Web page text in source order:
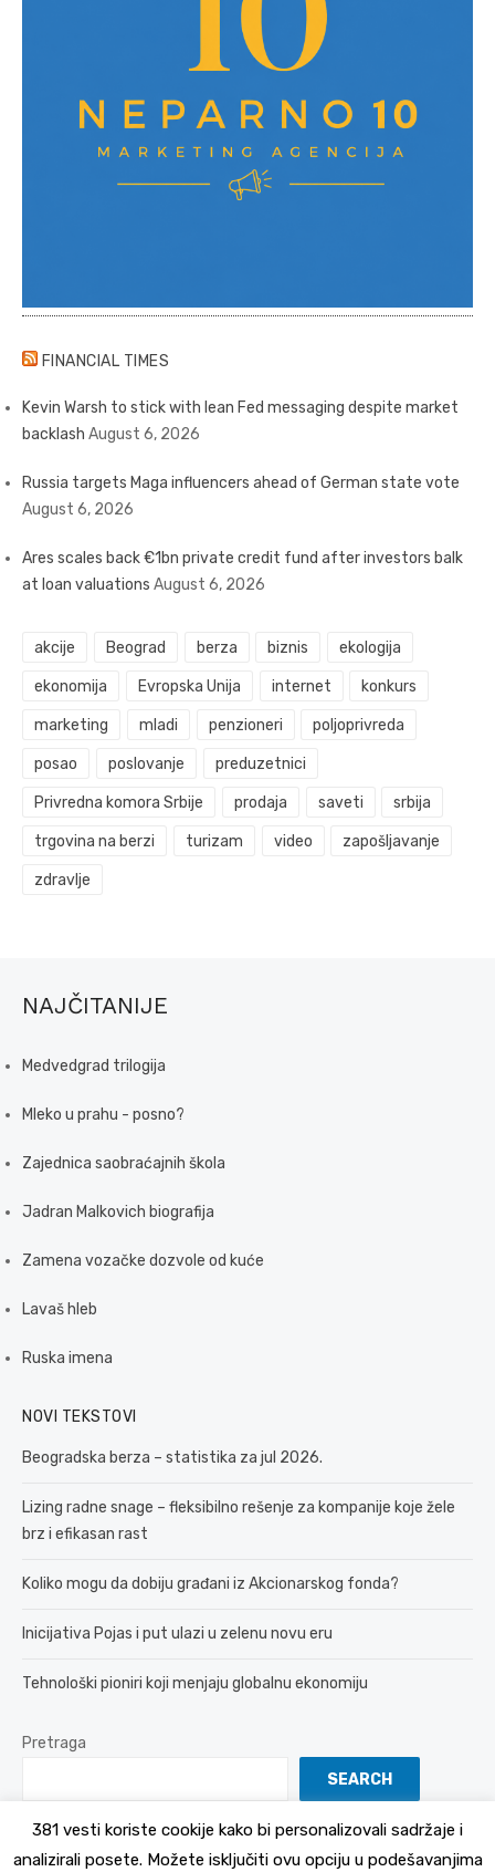
FINANCIAL TIMES
Kevin Warsh to stick with lean Fed messaging despite market
backlash August 6, 2026
Russia targets Maga influencers ahead of German state vote
August 6, 2026
Ares scales back €1bn private credit fund after investors balk
at loan valuations August 6, 2026
akcije Beograd berza biznis ekologija
ekonomija Evropska Unija internet konkurs
marketing mladi penzioneri poljoprivreda
posao poslovanje preduzetnici
Privredna komora Srbije prodaja saveti srbija
trgovina na berzi turizam video zapošljavanje
zdravlje
NAJČITANIJE
Medvedgrad trilogija
Mleko u prahu - posno?
Zajednica saobraćajnih škola
Jadran Malkovich biografija
Zamena vozačke dozvole od kuće
Lavaš hleb
Ruska imena
NOVI TEKSTOVI
Beogradska berza – statistika za jul 2026.
Lizing radne snage – fleksibilno rešenje za kompanije koje žele
brz i efikasan rast
Koliko mogu da dobiju građani iz Akcionarskog fonda?
Inicijativa Pojas i put ulazi u zelenu novu eru
Tehnološki pioniri koji menjaju globalnu ekonomiju
Pretraga
SEARCH
381 vesti koriste cookije kako bi personalizovali sadržaje i
analizirali posete. Možete isključiti ovu opciju u podešavanjima